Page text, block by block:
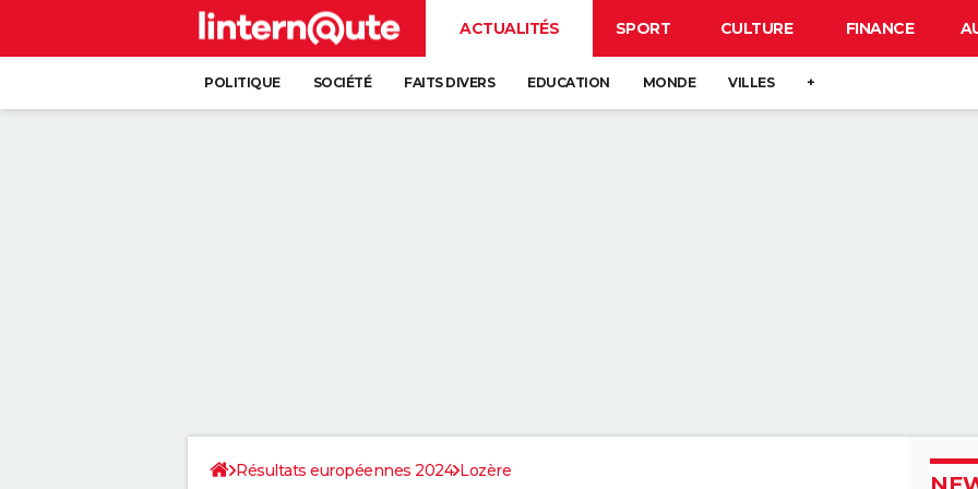
ACTUALITÉS SPORT CULTURE FINANCE
POLITIQUE SOCIÉTÉ FAITS DIVERS EDUCATION MONDE VILLES +
Résultats européennes 2024 Lozère